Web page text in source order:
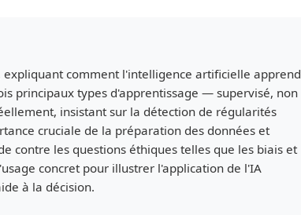
comment l'intelligence artificielle apprend
principaux types d'apprentissage — supervisé, non
insistant sur la détection de régularités
cruciale de la préparation des données et
contre les questions éthiques telles que les biais et
concret pour illustrer l'application de l'IA
à la décision.